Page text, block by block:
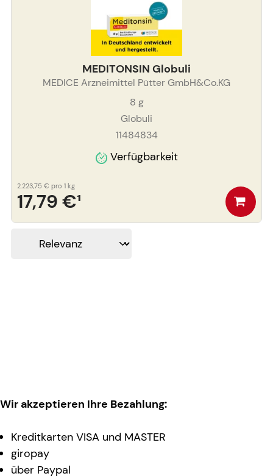
MEDITONSIN Globuli
MEDICE Arzneimittel Pütter GmbH&Co.KG
8 g
Globuli
11484834
Verfügbarkeit
17,79 €¹
2.223,75 € pro 1 kg
Wir akzeptieren Ihre Bezahlung:
Kreditkarten VISA und MASTER
giropay
über Paypal